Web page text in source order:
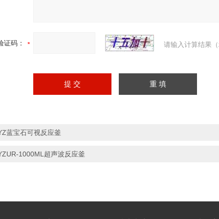
证码： 请输入计算结果
蓝宝石可视反应釜
1000ML超声波反应釜